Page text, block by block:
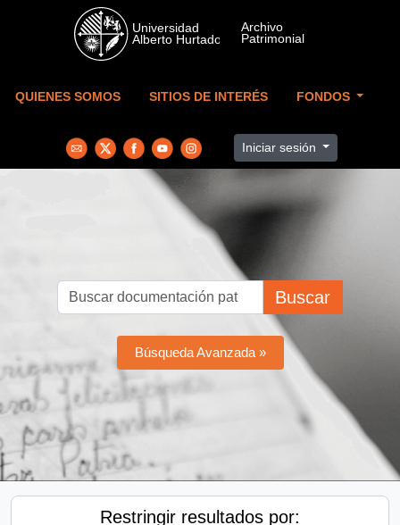
Skip to main content
QUIENES SOMOS SITIOS DE INTERÉS FONDOS
Iniciar sesión
Buscar
Búsqueda Avanzada »
Restringir resultados por: